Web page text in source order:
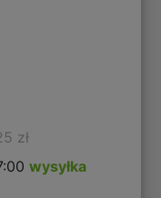
zł
wysyłka